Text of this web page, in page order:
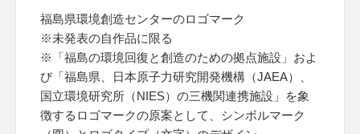
福島県環境創造センターのロゴマーク
※未発表の自作品に限る
※「福島の環境回復と創造のための拠点施設」およ
び「福島県、日本原子力研究開発機構（JAEA）、
国立環境研究所（NIES）の三機関連携施設」を象
徴するロゴマークの原案として、シンボルマーク